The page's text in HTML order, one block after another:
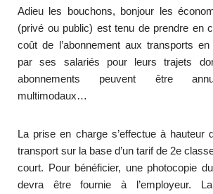
Adieu les bouchons, bonjour les
(privé ou public) est tenu de prendre en
coût de l’abonnement aux transports
par ses salariés pour leurs trajets
abonnements peuvent être
multimodaux…
La prise en charge s’effectue à hauteur
transport sur la base d’un tarif de 2e
court. Pour bénéficier, une photocopie
devra être fournie à l’employeur.